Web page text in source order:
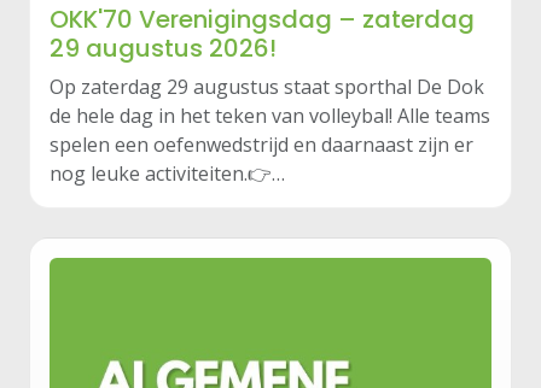
OKK'70 Verenigingsdag – zaterdag
29 augustus 2026!
Op zaterdag 29 augustus staat sporthal De Dok
de hele dag in het teken van volleybal! Alle teams
spelen een oefenwedstrijd en daarnaast zijn er
nog leuke activiteiten.👉…